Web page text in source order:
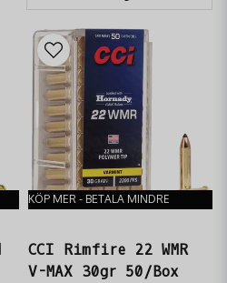
KÖP MER - BETALA MINDRE
CCI Rimfire 22 WMR
V-MAX 30gr 50/Box